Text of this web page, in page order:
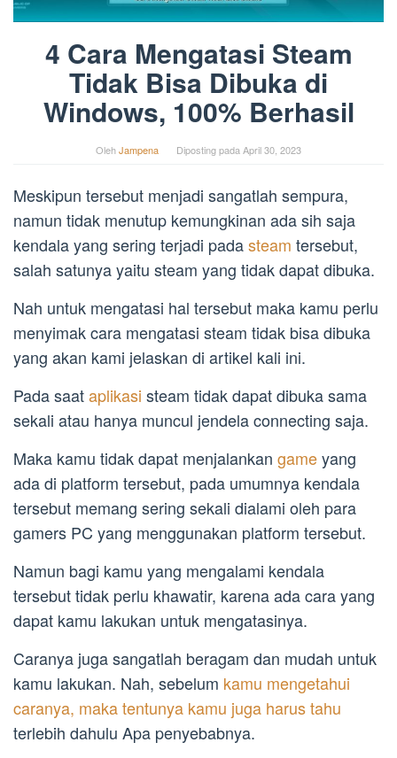
4 Cara Mengatasi Steam
Tidak Bisa Dibuka di
Windows, 100% Berhasil
OlehJampena Diposting pada April 30, 2023
Meskipun tersebut menjadi sangatlah sempura,
namun tidak menutup kemungkinan ada sih saja
kendala yang sering terjadi padasteam tersebut,
salah satunya yaitu steam yang tidak dapat dibuka.
Nah untuk mengatasi hal tersebut maka kamu perlu
menyimak cara mengatasi steam tidak bisa dibuka
yang akan kami jelaskan di artikel kali ini.
Pada saataplikasi steam tidak dapat dibuka sama
sekali atau hanya muncul jendela connecting saja.
Maka kamu tidak dapat menjalankan gameyang
ada di platform tersebut, pada umumnya kendala
tersebut memang sering sekali dialami oleh para
gamers PC yang menggunakan platform tersebut.
Namun bagi kamu yang mengalami kendala
tersebut tidak perlu khawatir, karena ada cara yang
dapat kamu lakukan untuk mengatasinya.
Caranya juga sangatlah beragam dan mudah untuk
kamu lakukan. Nah, sebelum kamu mengetahui
caranya, maka tentunya kamu juga harus tahu
terlebih dahulu Apa penyebabnya.